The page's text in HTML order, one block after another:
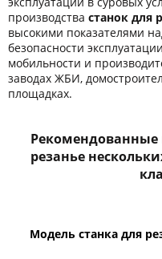
производства станок для
высокими показателями
безопасности
мобильности и
заводах ЖБИ,
площадках.
резанье
Модель станка для